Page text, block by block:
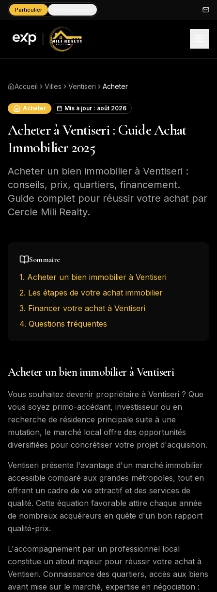
Particulier
Accueil Villes Ventiseri Acheter
Acheter Mis à jour : août 2026
Acheter à Ventiseri : Guide Achat
Immobilier 2025
Acheter un bien immobilier à Ventiseri :
conseils, prix, quartiers, financement.
Guide complet pour réussir votre achat par
Cercle Mili Realty.
Sommaire
1. Acheter un bien immobilier à Ventiseri
2. Les étapes de votre achat immobilier
3. Financer votre achat à Ventiseri
4. Questions fréquentes
Acheter un bien immobilier à Ventiseri
Vous souhaitez devenir propriétaire à Ventiseri ? Que
vous soyez primo-accédant, investisseur ou en
recherche de résidence principale suite à une
mutation, le marché local offre des opportunités
diversifiées pour concrétiser votre projet d'acquisition.
Ventiseri présente l'avantage d'un marché immobilier
accessible comparé aux grandes métropoles, tout en
offrant un cadre de vie attractif et des services de
qualité. Cette équation favorable attire chaque année
de nombreux acquéreurs en quête d'un bon rapport
qualité-prix.
L'accompagnement par un professionnel local
constitue un atout majeur pour réussir votre achat à
Ventiseri. Connaissance des quartiers, accès aux biens
avant mise sur le marché, expertise en négociation :